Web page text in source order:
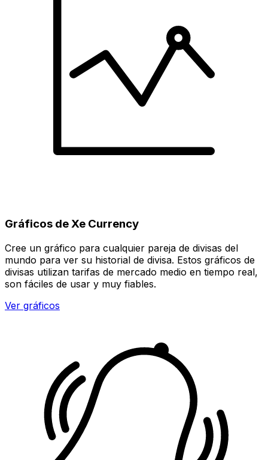
Gráficos de Xe Currency
Cree un gráfico para cualquier pareja de divisas del
mundo para ver su historial de divisa. Estos gráficos de
divisas utilizan tarifas de mercado medio en tiempo real,
son fáciles de usar y muy fiables.
Ver gráficos